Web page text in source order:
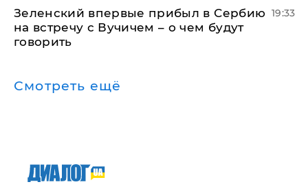
Зеленский впервые прибыл в Сербию
на встречу с Вучичем – о чем будут
говорить
19:33
Смотреть ещё